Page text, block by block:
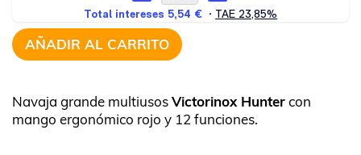
AÑADIR AL CARRITO
Navaja grande multiusosVictorinox Huntercon
mango ergonómico rojo y 12 funciones.